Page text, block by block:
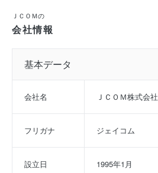
ＪＣＯＭの
会社情報
基本データ
会社名 ＪＣＯＭ株式会社
フリガナ ジェイコム
設立日 1995年1月